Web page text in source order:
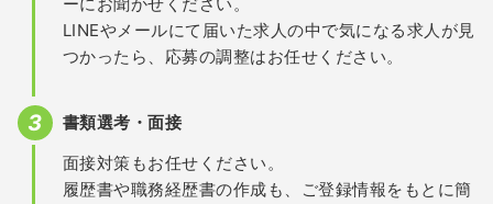
LINEやメールにて届いた求人の中で気になる求人が見
つかったら、応募の調整はお任せください。
書類選考・面接
面接対策もお任せください。
履歴書や職務経歴書の作成も、ご登録情報をもとに簡